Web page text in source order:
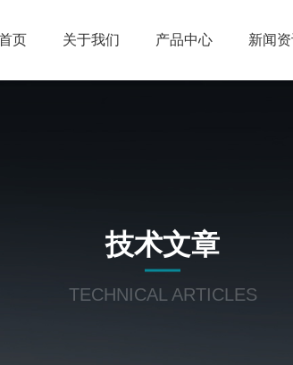
页 关于我们 产品中心 新闻
技术文章
TECHNICAL ARTICLES